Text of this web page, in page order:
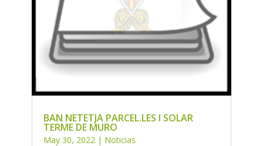
BAN NETETJA PARCEL.LES I SOLAR
TERME DE MURO
May 30, 2022| Noticias